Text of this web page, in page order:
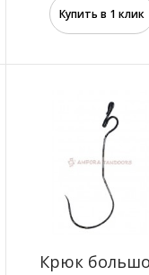
Зольник
3100 р.
Купить в 1 клик
Крюк